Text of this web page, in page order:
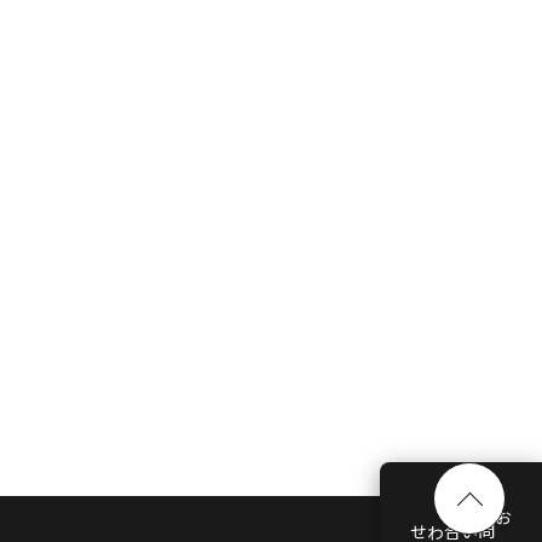
お問い合わせ